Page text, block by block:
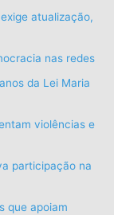
atualização,
nas redes
da Lei Maria
violências e
participação na
que apoiam